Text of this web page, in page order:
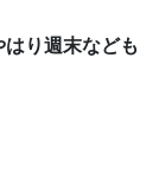
り週末なども